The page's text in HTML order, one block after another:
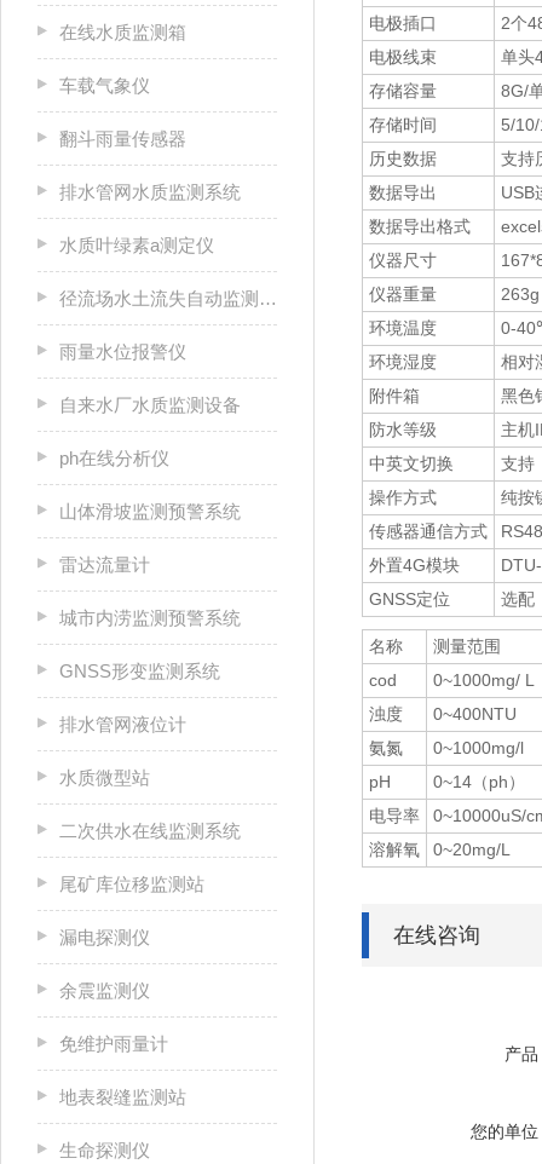
在线水质监测箱
车载气象仪
翻斗雨量传感器
排水管网水质监测系统
水质叶绿素a测定仪
径流场水土流失自动监测系统
雨量水位报警仪
自来水厂水质监测设备
ph在线分析仪
山体滑坡监测预警系统
雷达流量计
城市内涝监测预警系统
GNSS形变监测系统
排水管网液位计
水质微型站
二次供水在线监测系统
尾矿库位移监测站
漏电探测仪
余震监测仪
免维护雨量计
地表裂缝监测站
生命探测仪
电极插口
2个
电极线束
单头
存储容量
8G/
存储时间
5/
历史数据
支持
数据导出
USB
数据导出格式
仪器尺寸
仪器重量
263g
环境温度
0-
环境湿度
相对
附件箱
黑色
防水等级
主机
中英文切换
支持
操作方式
纯按
传感器通信方式
外置4G模块
GNSS定位
选配
名称
测量范围
cod
0~1000mg/ L
浊度
0~400NTU
氨氮
0~1000mg/l
pH
0~14（ph）
电导率
0~10000uS/
溶解氧
0~20mg/L
在线咨询
产品
您的单位